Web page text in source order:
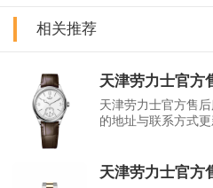
相关推荐
天津劳力士官方
天津劳力士官方售
的地址与联系方式
天津劳力士官方